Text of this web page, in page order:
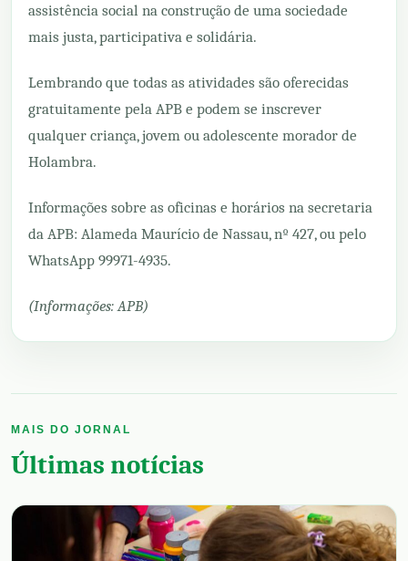
assistência social na construção de uma sociedade
mais justa, participativa e solidária.
Lembrando que todas as atividades são oferecidas
gratuitamente pela APB e podem se inscrever
qualquer criança, jovem ou adolescente morador de
Holambra.
Informações sobre as oficinas e horários na secretaria
da APB: Alameda Maurício de Nassau, nº 427, ou pelo
WhatsApp 99971-4935.
(Informações: APB)
MAIS DO JORNAL
Últimas notícias